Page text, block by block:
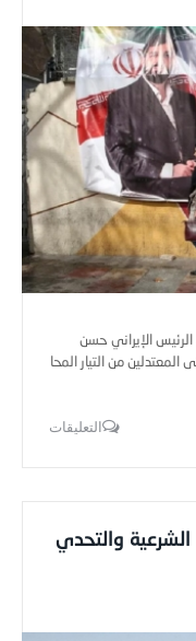
الإيراني حسن
من التيار المحا
التعليقات
الشرعية والتحدي